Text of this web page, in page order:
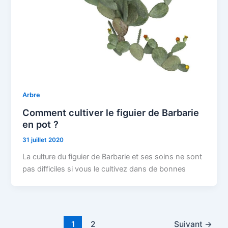
Arbre
Comment cultiver le figuier de Barbarie
en pot ?
31 juillet 2020
La culture du figuier de Barbarie et ses soins ne sont
pas difficiles si vous le cultivez dans de bonnes
1 2 Suivant →